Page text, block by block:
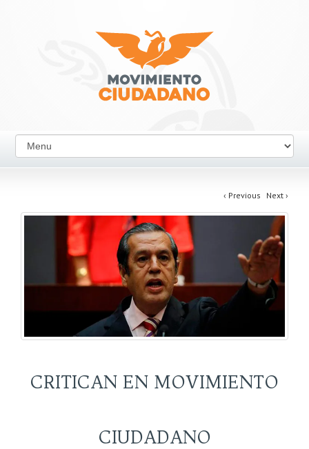
‹ Previous Next ›
CRITICAN EN MOVIMIENTO
CIUDADANO